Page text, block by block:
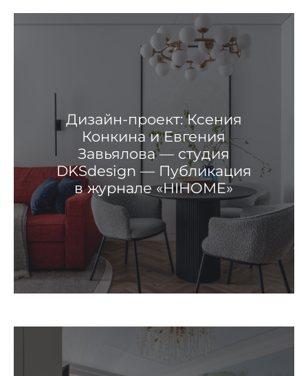
Дизайн-проект: Ксения
Конкина и Евгения
Завьялова — студия
DKSdesign — Публикация
в журнале «HIHOME»